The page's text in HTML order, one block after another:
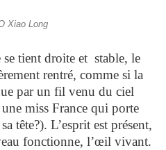
Xiao Long
se tient droite et stable, le
rentré, comme si la
par un fil venu du ciel
miss France qui porte
tête?). L’esprit est présent,
fonctionne, l’œil vivant.